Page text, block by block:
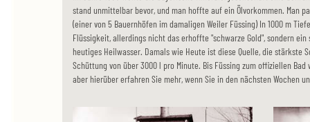
stand unmittelbar bevor, und man hoffte auf ein Ölvorkommen. Man
(einer von 5 Bauernhöfen im damaligen Weiler Füssing) In 1000 m
Flüssigkeit, allerdings nicht das erhoffte "schwarze Gold", sondern
heutiges Heilwasser. Damals wie Heute ist diese Quelle, die stärkste
Schüttung von über 3000 l pro Minute. Bis Füssing zum offiziellen
aber hierüber erfahren Sie mehr, wenn Sie in den nächsten Wochen